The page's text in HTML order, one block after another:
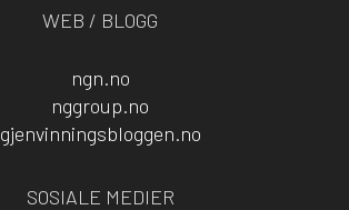
WEB / BLOGG
ngn.no
nggroup.no
gjenvinningsbloggen.no
SOSIALE MEDIER